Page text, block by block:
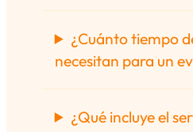
¿Cuánto tiempo
necesitan para un
¿Qué incluye el